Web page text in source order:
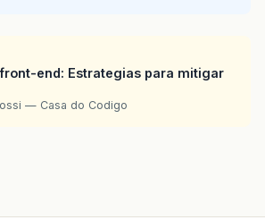
end: Estrategias para mitigar
— Casa do Codigo